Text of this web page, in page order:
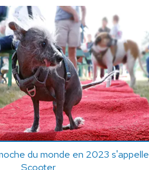
du monde en 2023 s'appelle
Scooter